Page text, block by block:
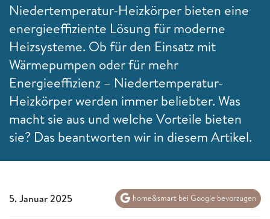
Niedertemperatur-Heizkörper bieten eine
energieeffiziente Lösung für moderne
Heizsysteme. Ob für den Einsatz mit
Wärmepumpen oder für mehr
Energieeffizienz – Niedertemperatur-
Heizkörper werden immer beliebter. Was
macht sie aus und welche Vorteile bieten
sie? Das beantworten wir in diesem Artikel.
5. Januar 2025 home&smart bei Google bevorzugen